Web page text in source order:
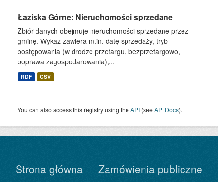
Łaziska Górne: Nieruchomości sprzedane
Zbiór danych obejmuje nieruchomości sprzedane przez
gminę. Wykaz zawiera m.in. datę sprzedaży, tryb
postępowania (w drodze przetargu, bezprzetargowo,
poprawa zagospodarowania),...
RDF CSV
You can also access this registry using theAPI (seeAPI Docs).
Strona główna Zamówienia publiczne